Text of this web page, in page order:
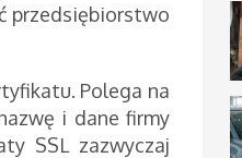
przedsiębiorstwo
Polega na
i dane firmy
SSL zazwyczaj